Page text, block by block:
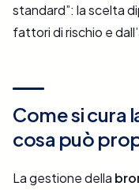
standard”: la scelta
fattori di rischio e
Come si cura
cosa può
La gestione della